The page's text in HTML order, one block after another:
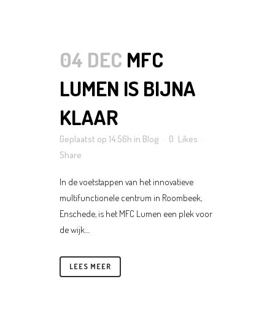
04 DEC MFC
LUMEN IS BIJNA
KLAAR
Geplaatst op 14:56h in Blog 0 Likes
Share
In de voetstappen van het innovatieve
multifunctionele centrum in Roombeek,
Enschede, is het MFC Lumen een plek voor
de wijk....
LEES MEER